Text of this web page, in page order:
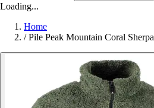
Loading...
Home
/ Pile Peak Mountain Coral Sherpa